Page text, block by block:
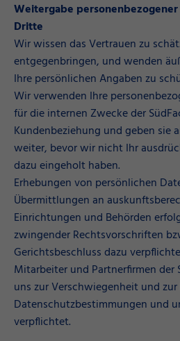
Weitergabe
Dritte
Wir wissen das Vertrauen zu
entgegenbringen, und wenden
Ihre persönlichen Angaben zu
Wir verwenden Ihre
für die internen Zwecke der
Kundenbeziehung und geben sie
weiter, bevor wir nicht Ihr
dazu eingeholt haben.
Erhebungen von persönlichen
Übermittlungen an
Einrichtungen und Behörden
zwingender Rechtsvorschriften
Gerichtsbeschluss dazu
Mitarbeiter und Partnerfirmen der
uns zur Verschwiegenheit und
Datenschutzbestimmungen und
verpflichtet.